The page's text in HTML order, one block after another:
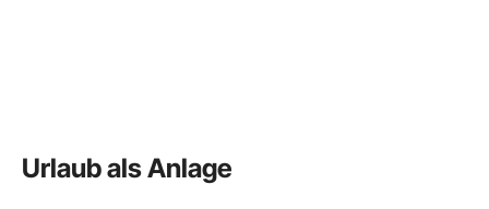
Urlaub als Anlage